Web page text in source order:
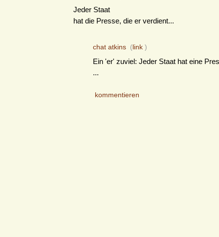
Jeder Staat
hat die Presse, die er verdient...
chat atkins (link )
Ein 'er' zuviel: Jeder Staat hat eine
...
kommentieren